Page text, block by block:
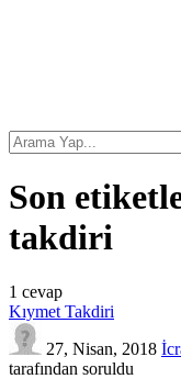
Son
takdiri
1 cevap
Kıymet Takdiri
27, Nisan, 2018
tarafından soruldu